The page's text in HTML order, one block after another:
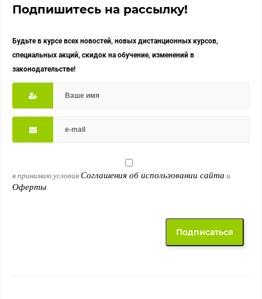
Подпишитесь на рассылку!
Будьте в курсе всех новостей, новых дистанционных курсов,
специальных акций, скидок на обучение, изменений в
законодательстве!
я принимаю условияСоглашения об использовании сайта и
Оферты